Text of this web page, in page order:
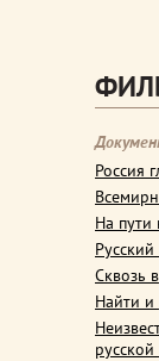
Россия
На пути
Сквозь
Найти и